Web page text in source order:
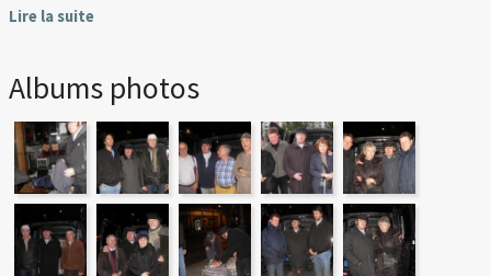
Lire la suite
Albums photos